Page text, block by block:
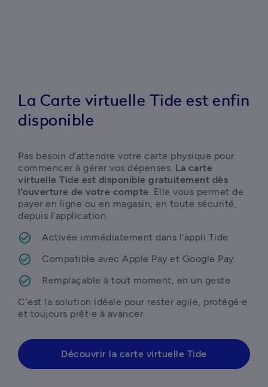
La Carte virtuelle Tide est enfin
disponible
Pas besoin d’attendre votre carte physique pour
commencer à gérer vos dépenses. La carte
virtuelle Tide est disponible gratuitement dès
l’ouverture de votre compte. Elle vous permet de
payer en ligne ou en magasin, en toute sécurité,
depuis l’application.
Activée immédiatement dans l’appli Tide
Compatible avec Apple Pay et Google Pay
Remplaçable à tout moment, en un geste
C’est la solution idéale pour rester agile, protégé·e
et toujours prêt·e à avancer.
Découvrir la carte virtuelle Tide